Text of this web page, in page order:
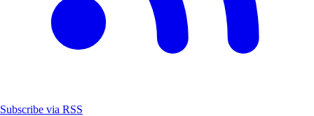
Subscribe via RSS